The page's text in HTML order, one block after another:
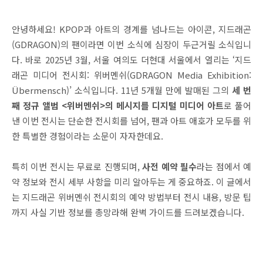
안녕하세요! KPOP과 아트의 경계를 넘나드는 아이콘, 지드래곤
(GDRAGON)의 팬이라면 이번 소식에 심장이 두근거릴 소식입니
다. 바로 2025년 3월, 서울 여의도 더현대 서울에서 열리는 ‘지드
래곤 미디어 전시회: 위버멘쉬(GDRAGON Media Exhibition:
Übermensch)’ 소식입니다. 11년 5개월 만에 발매된 그의 세 번
째 정규 앨범 <위버멘쉬>의 메시지를 디지털 미디어 아트로 풀어
낸 이번 전시는 단순한 전시회를 넘어, 팬과 아트 애호가 모두를 위
한 특별한 경험이라는 소문이 자자한데요.
특히 이번 전시는 무료로 진행되며,사전 예약 필수라는 점에서 예
약 정보와 전시 세부 사항을 미리 알아두는 게 중요하죠. 이 글에서
는 지드래곤 위버멘쉬 전시회의 예약 방법부터 전시 내용, 방문 팁
까지 사실 기반 정보를 총망라해 완벽 가이드를 드려보겠습니다.